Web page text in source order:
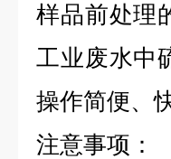
样品前处理
工业废水中
操作简便、
注意事